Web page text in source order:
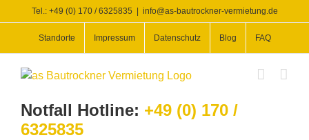
Inhalt
springen
Tel.: +49 (0) 170 / 6325835 info@as-bautrockner-vermietung.de
Standorte Impressum Datenschutz Blog FAQ
Notfall Hotline: +49 (0) 170 /
6325835